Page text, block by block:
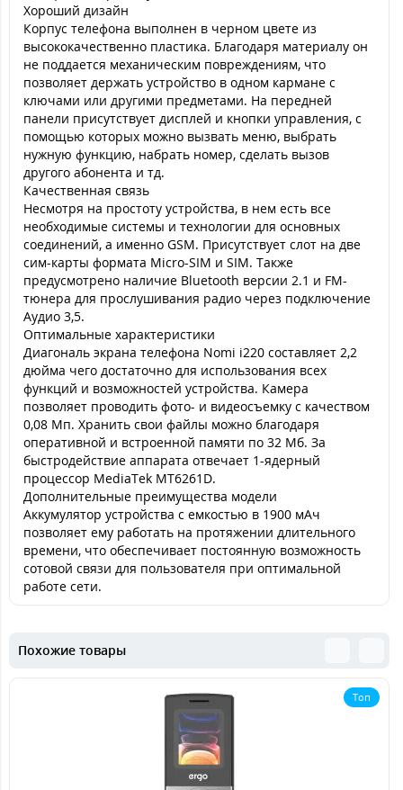
Хороший дизайн
Корпус телефона выполнен в черном цвете из
высококачественно пластика. Благодаря материалу он
не поддается механическим повреждениям, что
позволяет держать устройство в одном кармане с
ключами или другими предметами. На передней
панели присутствует дисплей и кнопки управления, с
помощью которых можно вызвать меню, выбрать
нужную функцию, набрать номер, сделать вызов
другого абонента и тд.
Качественная связь
Несмотря на простоту устройства, в нем есть все
необходимые системы и технологии для основных
соединений, а именно GSM. Присутствует слот на две
сим-карты формата Micro-SIM и SIM. Также
предусмотрено наличие Bluetooth версии 2.1 и FM-
тюнера для прослушивания радио через подключение
Аудио 3,5.
Оптимальные характеристики
Диагональ экрана телефона Nomi i220 составляет 2,2
дюйма чего достаточно для использования всех
функций и возможностей устройства. Камера
позволяет проводить фото- и видеосъемку с качеством
0,08 Мп. Хранить свои файлы можно благодаря
оперативной и встроенной памяти по 32 Мб. За
быстродействие аппарата отвечает 1-ядерный
процессор MediaTek MT6261D.
Дополнительные преимущества модели
Аккумулятор устройства с емкостью в 1900 мАч
позволяет ему работать на протяжении длительного
времени, что обеспечивает постоянную возможность
сотовой связи для пользователя при оптимальной
работе сети.
Похожие товары
Топ